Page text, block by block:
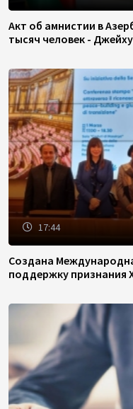
Акт об амнистии в
тысяч человек -
17:44
Создана
поддержку признания